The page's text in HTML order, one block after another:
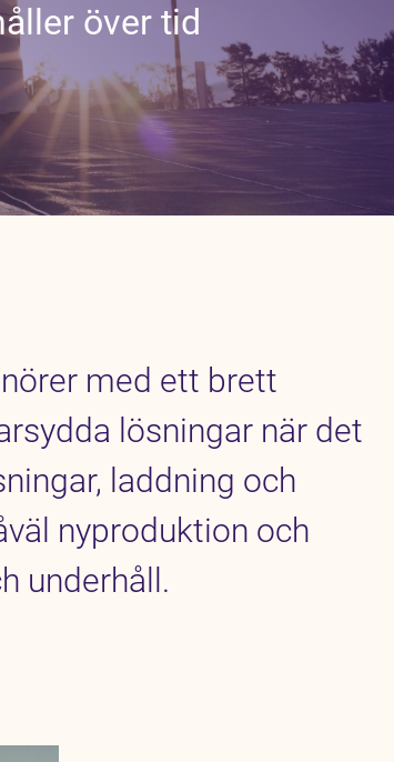
över tid
med ett brett
lösningar när det
laddning och
nyproduktion och
underhåll.